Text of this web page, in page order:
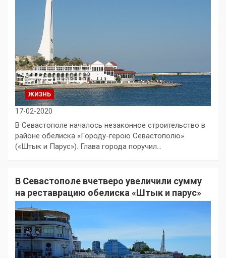
ЖИЗНЬ
17-02-2020
В Севастополе началось незаконное строительство в
районе обелиска «Городу-герою Севастополю»
(«Штык и Парус»). Глава города поручил…
В Севастополе вчетверо увеличили сумму
на реставрацию обелиска «Штык и парус»